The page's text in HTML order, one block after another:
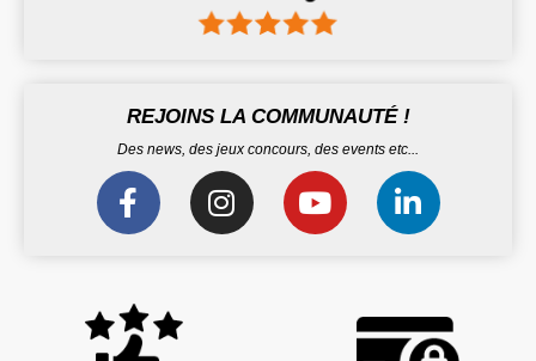
REJOINS LA COMMUNAUTÉ !
Des news, des jeux concours, des events etc...